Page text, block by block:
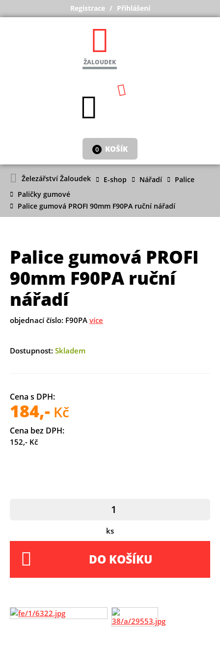
Registrace Přihlášení
ŽALOUDEK
0 KOŠÍK
Železářství Žaloudek E-shop Nářadí
Palice
Paličky gumové
Palice gumová PROFI 90mm F90PA ruční nářadí
Palice gumová PROFI
90mm F90PA ruční
nářadí
objednací číslo: F90PA více
Dostupnost: Skladem
Cena s DPH:
184,- Kč
Cena bez DPH:
152,- Kč
ks
DO KOŠÍKU